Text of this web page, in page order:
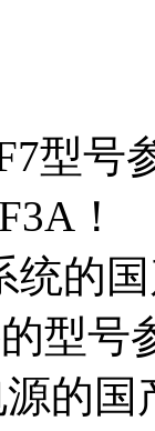
型
！
统的
型号
的